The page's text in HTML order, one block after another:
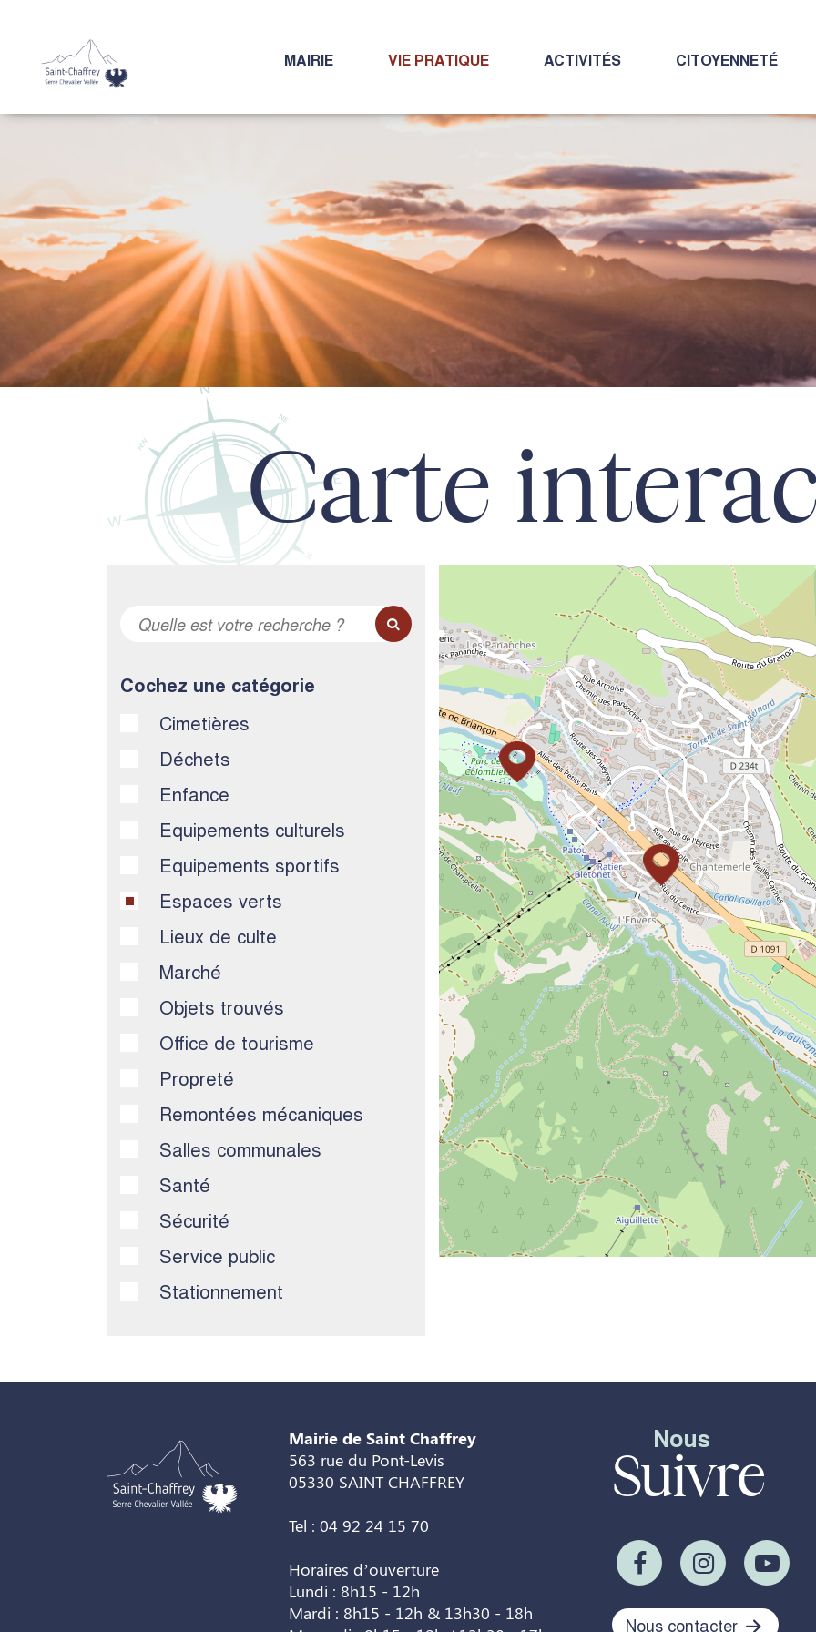
MAIRIE VIE PRATIQUE ACTIVITÉS CITOYENNETÉ
Carte
Cochez une catégorie
Cimetières
Déchets
Enfance
Equipements culturels
Equipements sportifs
Espaces verts
Lieux de culte
Marché
Objets trouvés
Office de tourisme
Propreté
Remontées mécaniques
Salles communales
Santé
Sécurité
Service public
Stationnement
Mairie de Saint Chaffrey
563 rue du Pont-Levis
05330 SAINT CHAFFREY
Tel : 04 92 24 15 70
Horaires d’ouverture
Lundi : 8h15 - 12h
Mardi : 8h15 - 12h & 13h30 - 18h
Nous
Suivre
Nous contacter